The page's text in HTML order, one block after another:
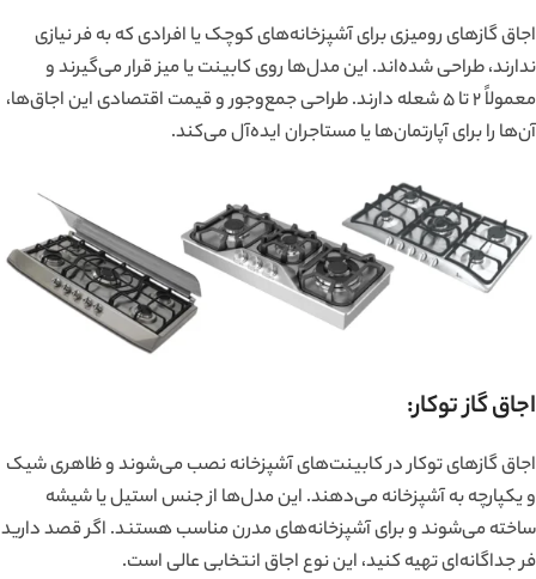
اجاق گازهای رومیزی برای آشپزخانه‌های کوچک یا افرادی که به فر نیازی
ندارند، طراحی شده‌اند. این مدل‌ها روی کابینت یا میز قرار می‌گیرند و
معمولاً ۲ تا ۵ شعله دارند. طراحی جمع‌وجور و قیمت اقتصادی این اجاق‌ها،
آن‌ها را برای آپارتمان‌ها یا مستاجران ایده‌آل می‌کند.
اجاق گاز توکار:
اجاق گازهای توکار در کابینت‌های آشپزخانه نصب می‌شوند و ظاهری شیک
و یکپارچه به آشپزخانه می‌دهند. این مدل‌ها از جنس استیل یا شیشه
ساخته می‌شوند و برای آشپزخانه‌های مدرن مناسب هستند. اگر قصد دارید
فر جداگانه‌ای تهیه کنید، این نوع اجاق انتخابی عالی است.